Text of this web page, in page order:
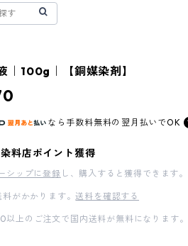
｜100g｜【銅媒染剤】
なら 手数料無料の 翌月払いでOK
料店ポイント獲得
シップに登録 し、購入すると獲得できます。
料がかかります。送料を確認する
以上のご注文で国内送料が無料になります。